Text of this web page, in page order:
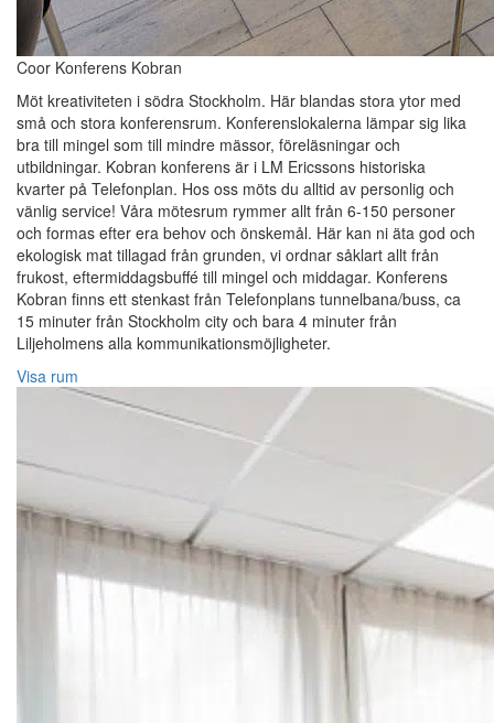
Coor Konferens Kobran
Möt kreativiteten i södra Stockholm. Här blandas stora ytor med
små och stora konferensrum. Konferenslokalerna lämpar sig lika
bra till mingel som till mindre mässor, föreläsningar och
utbildningar. Kobran konferens är i LM Ericssons historiska
kvarter på Telefonplan. Hos oss möts du alltid av personlig och
vänlig service! Våra mötesrum rymmer allt från 6-150 personer
och formas efter era behov och önskemål. Här kan ni äta god och
ekologisk mat tillagad från grunden, vi ordnar såklart allt från
frukost, eftermiddagsbuffé till mingel och middagar. Konferens
Kobran finns ett stenkast från Telefonplans tunnelbana/buss, ca
15 minuter från Stockholm city och bara 4 minuter från
Liljeholmens alla kommunikationsmöjligheter.
Visa rum